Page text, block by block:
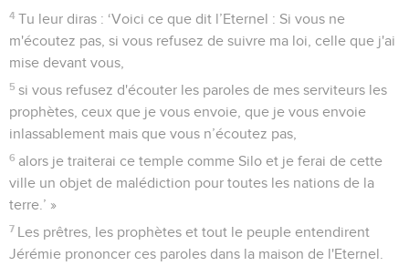
4 Tu leur diras : ‘Voici ce que dit l’Eternel : Si vous ne
m'écoutez pas, si vous refusez de suivre ma loi, celle que j'ai
mise devant vous,
5 si vous refusez d'écouter les paroles de mes serviteurs les
prophètes, ceux que je vous envoie, que je vous envoie
inlassablement mais que vous n’écoutez pas,
6 alors je traiterai ce temple comme Silo et je ferai de cette
ville un objet de malédiction pour toutes les nations de la
terre.’ »
7 Les prêtres, les prophètes et tout le peuple entendirent
Jérémie prononcer ces paroles dans la maison de l'Eternel.